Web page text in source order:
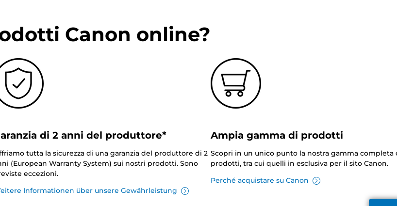
Canon online?
di 2 anni del produttore*
tutta la sicurezza di una garanzia del produttore di 2
(European Warranty System) sui nostri prodotti. Sono
eccezioni.
Informationen über unsere Gewährleistung
Ampia gamma di prodotti
Scopri in un unico punto la nostra gamma completa
prodotti, tra cui quelli in esclusiva per il sito Canon.
Perché acquistare su Canon